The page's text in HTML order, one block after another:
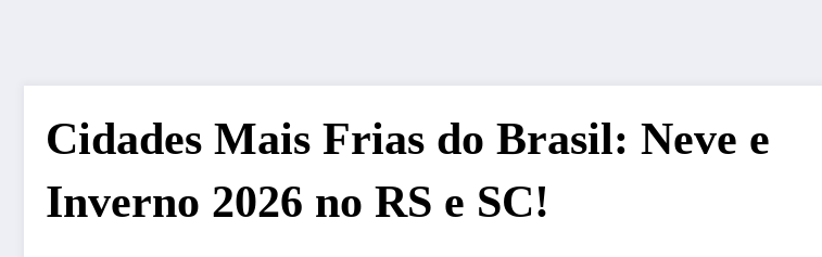
Cidades Mais Frias do Brasil: Neve e
Inverno 2026 no RS e SC!